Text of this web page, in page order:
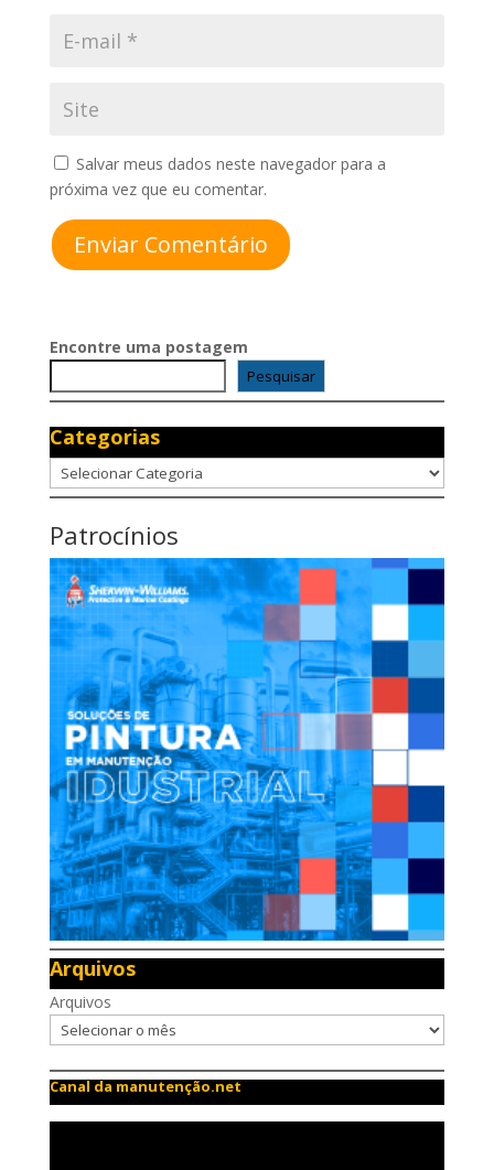
Salvar meus dados neste navegador para a
próxima vez que eu comentar.
Enviar Comentário
Encontre uma postagem
Pesquisar
Categorias
Categorias
Patrocínios
Arquivos
Arquivos
Canal da manutenção.net